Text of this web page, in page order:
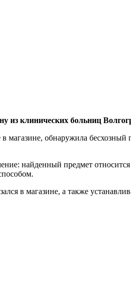
из клинических больниц
обнаружила
найденный предмет
в магазине, а также